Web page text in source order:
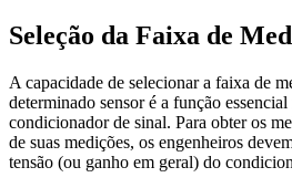
Seleção da Faixa de
A capacidade de selecionar a faixa de
determinado sensor é a função
condicionador de sinal. Para obter os
de suas medições, os engenheiros
tensão (ou ganho em geral) do